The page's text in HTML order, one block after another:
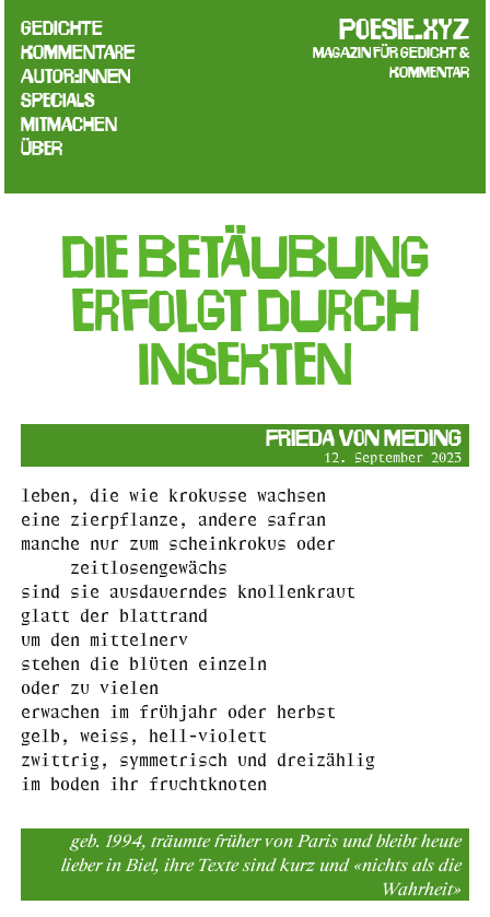
poesie.xyz
Magazin für Gedicht &
Kommentar
Gedichte
Kommentare
Autor:innen
Specials
Mitmachen
Über
die betäubung
erfolgt durch
insekten
Frieda von Meding
12. September 2023
leben, die wie krokusse wachsen
eine zierpflanze, andere safran
manche nur zum scheinkrokus oder
zeitlosengewächs
sind sie ausdauerndes knollenkraut
glatt der blattrand
um den mittelnerv
stehen die blüten einzeln
oder zu vielen
erwachen im frühjahr oder herbst
gelb, weiss, hell-violett
zwittrig, symmetrisch und dreizählig
im boden ihr fruchtknoten
geb. 1994, träumte früher von Paris und bleibt heute
lieber in Biel, ihre Texte sind kurz und «nichts als die
Wahrheit»